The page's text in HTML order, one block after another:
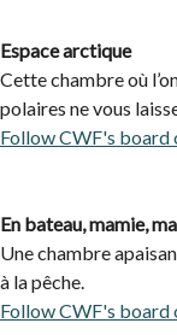
Espace arctique
Cette chambre où
polaires ne vous
Follow CWF's board
En bateau, mamie,
Une chambre
à la pêche.
Follow CWF's board